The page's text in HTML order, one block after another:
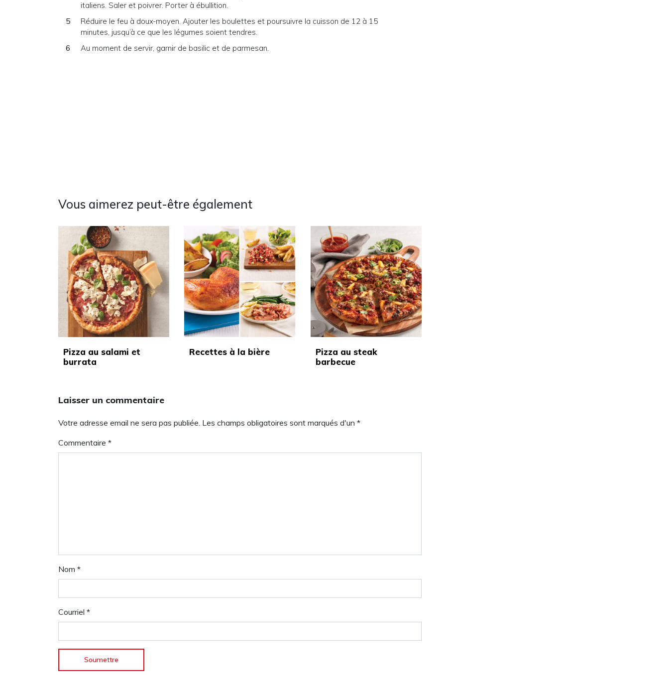
italiens. Saler et poivrer. Porter à ébullition.
Réduire le feu à doux-moyen. Ajouter les boulettes et poursuivre la cuisson de 12 à 15
minutes, jusqu’à ce que les légumes soient tendres.
Au moment de servir, garnir de basilic et de parmesan.
Vous aimerez peut-être également
Pizza au salami et
burrata
Recettes à la bière
Pizza au steak
barbecue
Laisser un commentaire
Votre adresse email ne sera pas publiée. Les champs obligatoires sont marqués d'un *
Commentaire *
Nom *
Courriel *